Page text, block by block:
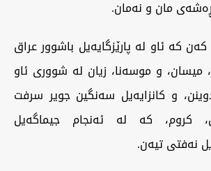
مان و نەمان.
کەن کە ئاو لە پارێزگایەیل باشوور عراق
میسان، و موسەنا، زیان لە شووری ئاو
و کانزایەیل سەنگین جویر سرفت
كروم، کە لە ئەنجام جیماگەیل
نەفتی تیەن.